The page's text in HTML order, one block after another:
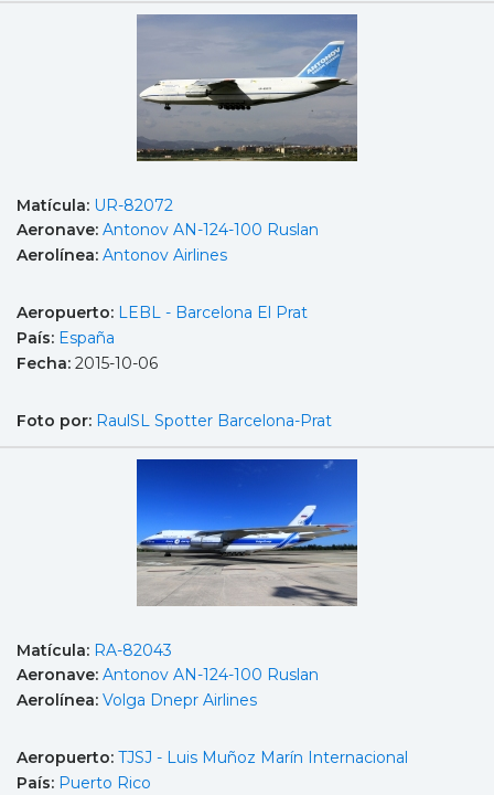
Matícula: UR-82072
Aeronave: Antonov AN-124-100 Ruslan
Aerolínea: Antonov Airlines
Aeropuerto: LEBL - Barcelona El Prat
País: España
Fecha: 2015-10-06
Foto por: RaulSL Spotter Barcelona-Prat
Matícula: RA-82043
Aeronave: Antonov AN-124-100 Ruslan
Aerolínea: Volga Dnepr Airlines
Aeropuerto: TJSJ - Luis Muñoz Marín Internacional
País: Puerto Rico